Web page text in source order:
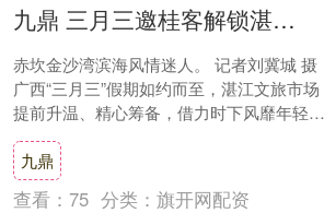
九鼎 三月三邀桂客解锁湛江浪漫色彩
赤坎金沙湾滨海风情迷人。 记者刘冀城 摄
广西“三月三”假期如约而至，湛江文旅市场
提前升温、精心筹备，借力时下风靡年轻人
的Color Walk（色彩漫步）潮流，....
九鼎
查看： 75 分类： 旗开网配资